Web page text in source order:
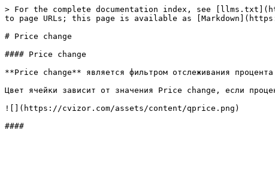
> For the complete documentation index, see
to page URLs; this page is available as
# Price change
#### Price change
**Price change** является фильтром отслеживания
Цвет ячейки зависит от значения Price change, если
![](https://cvizor.com/assets/content/qprice.png)